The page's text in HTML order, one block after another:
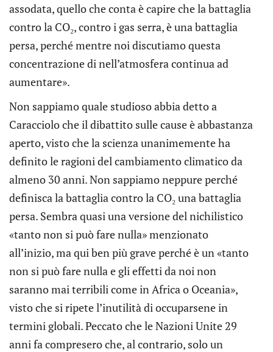
assodata, quello che conta è capire che la battaglia
contro la CO₂, contro i gas serra, è una battaglia
persa, perché mentre noi discutiamo questa
concentrazione di nell’atmosfera continua ad
aumentare».
Non sappiamo quale studioso abbia detto a
Caracciolo che il dibattito sulle cause è abbastanza
aperto, visto che la scienza unanimemente ha
definito le ragioni del cambiamento climatico da
almeno 30 anni. Non sappiamo neppure perché
definisca la battaglia contro la CO₂ una battaglia
persa. Sembra quasi una versione del nichilistico
«tanto non si può fare nulla» menzionato
all’inizio, ma qui ben più grave perché è un «tanto
non si può fare nulla e gli effetti da noi non
saranno mai terribili come in Africa o Oceania»,
visto che si ripete l’inutilità di occuparsene in
termini globali. Peccato che le Nazioni Unite 29
anni fa compresero che, al contrario, solo un